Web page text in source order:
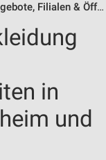
Filialen & Öffnungszeiten
in
und